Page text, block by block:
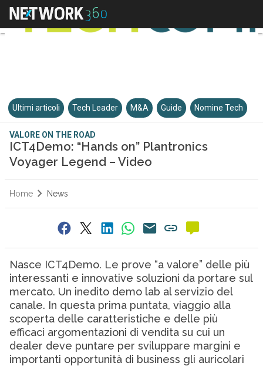
Ultimi articoli Tech Leader M&A Guide Nomine Tech
VALORE ON THE ROAD
ICT4Demo: “Hands on” Plantronics
Voyager Legend – Video
Home News
Nasce ICT4Demo. Le prove “a valore” delle più
interessanti e innovative soluzioni da portare sul
mercato. Un inedito demo lab al servizio del
canale. In questa prima puntata, viaggio alla
scoperta delle caratteristiche e delle più
efficaci argomentazioni di vendita su cui un
dealer deve puntare per sviluppare margini e
importanti opportunità di business gli auricolari